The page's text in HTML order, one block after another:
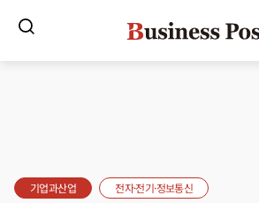
기업과산업 전자·전기·정보통신